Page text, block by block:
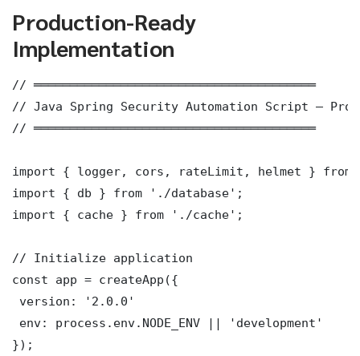
Production-Ready
Implementation
// ═══════════════════════════════════════
// Java Spring Security Automation Script —
// ═══════════════════════════════════════
import { logger, cors, rateLimit, helmet } from
import { db } from './database';
import { cache } from './cache';
// Initialize application
const app = createApp({
version: '2.0.0'
env: process.env.NODE_ENV || 'development'
});